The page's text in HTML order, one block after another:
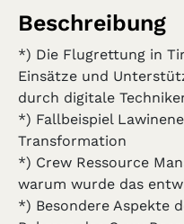
Beschreibung
*) Die Flugrettung in
Einsätze und
durch digitale
*) Fallbeispiel
Transformation
*) Crew Ressource
warum wurde das
*) Besondere Aspekte